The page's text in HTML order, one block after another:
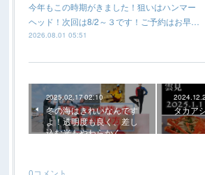
今年もこの時期がきました！狙いはハンマー
ヘッド！次回は8/2～３です！ご予約はお早…
2026.08.01 05:51
2025.02.17 02:10
冬の海はきれいなんです
よ！透明度も良く、差し
込む光もやわらかく、…
タカア